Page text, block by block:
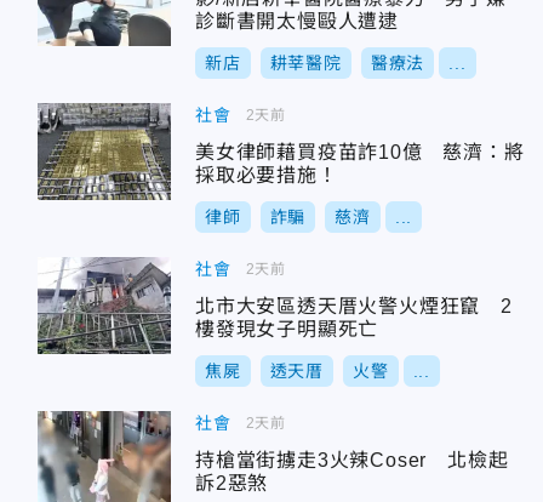
診斷書開太慢毆人遭逮
新店 耕莘醫院 醫療法
社會
美女律師藉買疫苗詐10億 慈濟：將
採取必要措施！
律師 詐騙 慈濟
2天前
社會
北市大安區透天厝火警火煙狂竄 2
樓發現女子明顯死亡
焦屍 透天厝 火警
2天前
社會
持槍當街擄走3火辣Coser 北檢起
訴2惡煞
2天前